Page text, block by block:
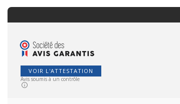
VOIR L'ATTESTATION
Avis soumis à un contrôle